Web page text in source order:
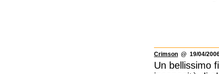
Crimson @ 19/04/
Un bellissimo